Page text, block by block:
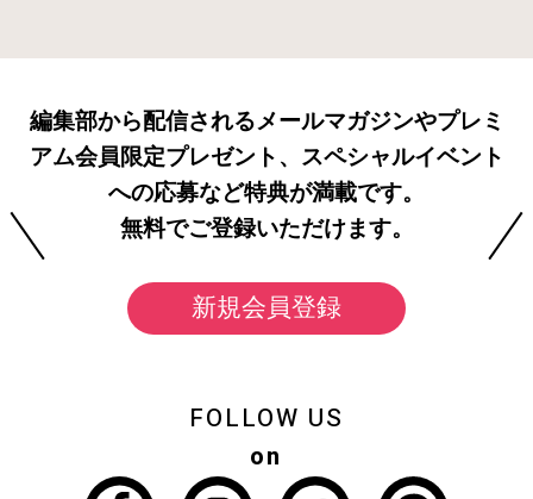
編集部から配信されるメールマガジンやプレミ
アム会員限定プレゼント、スペシャルイベント
への応募など特典が満載です。
無料でご登録いただけます。
新規会員登録
FOLLOW US
on